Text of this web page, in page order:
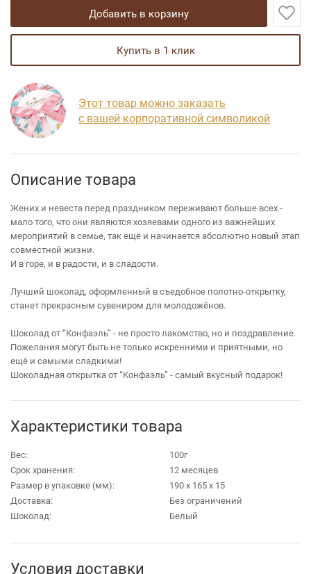
добавить в корзину
купить в 1 клик
Этот товар можно заказать
с вашей корпоративной символикой
Описание товара
Жених и невеста перед праздником переживают больше всех -
мало того, что они являются хозяевами одного из важнейших
мероприятий в семье, так ещё и начинается абсолютно новый этап
совместной жизни.
И в горе, и в радости, и в сладости.
Лучший шоколад, оформленный в съедобное полотно-открытку,
станет прекрасным сувениром для молодожёнов.
Шоколад от “Конфаэль” - не просто лакомство, но и поздравление.
Пожелания могут быть не только искренними и приятными, но
ещё и самыми сладкими!
Шоколадная открытка от “Конфaэль” - самый вкусный подарок!
Характеристики товара
Вес:
100г
Срок хранения:
12 месяцев
Размер в упаковке (мм):
190 х 165 х 15
Доставка:
Без ограничений
Шоколад:
Белый
Условия доставки